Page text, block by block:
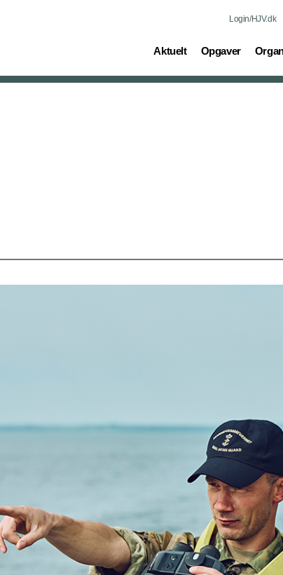
Login/HJV.dk
Aktuelt
(current) Opgaver
(current)